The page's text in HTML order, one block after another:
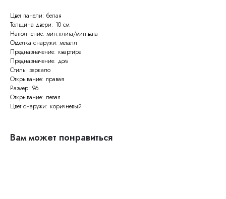
Цвет панели: белая
Толщина двери: 10 см
Наполнение: мин.плита/мин.вата
Отделка снаружи: металл
Предназначение: квартира
Предназначение: дом
Стиль: зеркало
Открывание: правая
Размер: 96
Открывание: левая
Цвет снаружи: коричневый
Вам может понравиться